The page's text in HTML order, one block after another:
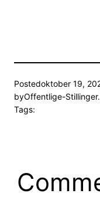
Postedoktober 19,
byOffentlige-
Tags: